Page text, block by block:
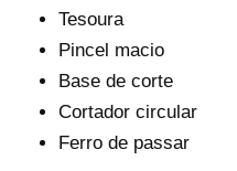
Tesoura
Pincel macio
Base de corte
Cortador circular
Ferro de passar